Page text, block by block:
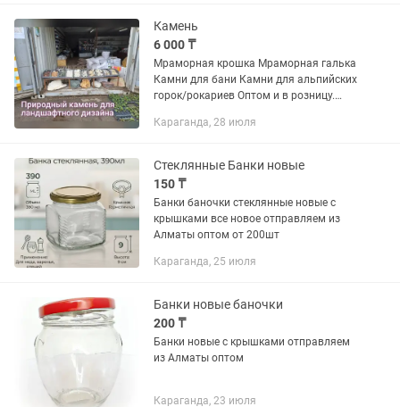
Камень
6 000 ₸
Мраморная крошка Мраморная галька
Камни для бани Камни для альпийских
горок/рокариев Оптом и в розницу.
Караганда, 28 июля
Стеклянные Банки новые
150 ₸
Банки баночки стеклянные новые с
крышками все новое отправляем из
Алматы оптом от 200шт
Караганда, 25 июля
Банки новые баночки
200 ₸
Банки новые с крышками отправляем
из Алматы оптом
Караганда, 23 июля